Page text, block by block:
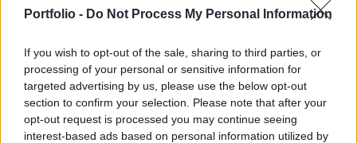
Portfolio - Do Not Process My Personal Information
If you wish to opt-out of the sale, sharing to third parties, or
processing of your personal or sensitive information for
targeted advertising by us, please use the below opt-out
section to confirm your selection. Please note that after your
opt-out request is processed you may continue seeing
interest-based ads based on personal information utilized by
Egészségpolitikai Intézet (IZP) elemzésére
Az IZP elemzése az új típusú koronavírus szlovákiai
terjedésének három különböző forgatókönyvét
tartalmazza. Ezek közül az első a vírus reprodukciós
faktorának 1,0 alatti mutatójával számol, és azt feltételezi,